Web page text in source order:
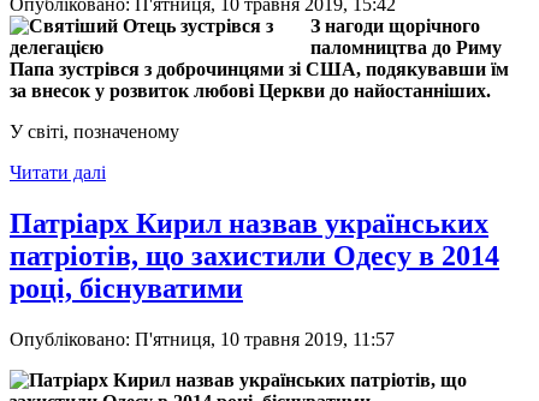
Опубліковано: П'ятниця, 10 травня 2019, 15:42
З нагоди щорічного
паломництва до Риму
Папа зустрівся з доброчинцями зі США, подякувавши їм
за внесок у розвиток любові Церкви до найостанніших.
У світі, позначеному
Читати далі
Патріарх Кирил назвав українських
патріотів, що захистили Одесу в 2014
році, біснуватими
Опубліковано: П'ятниця, 10 травня 2019, 11:57